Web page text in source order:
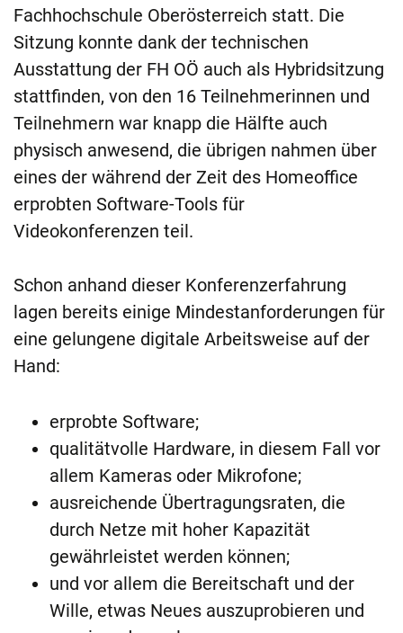
Fachhochschule Oberösterreich statt. Die
Sitzung konnte dank der technischen
Ausstattung der FH OÖ auch als Hybridsitzung
stattfinden, von den 16 Teilnehmerinnen und
Teilnehmern war knapp die Hälfte auch
physisch anwesend, die übrigen nahmen über
eines der während der Zeit des Homeoffice
erprobten Software-Tools für
Videokonferenzen teil.
Schon anhand dieser Konferenzerfahrung
lagen bereits einige Mindestanforderungen für
eine gelungene digitale Arbeitsweise auf der
Hand:
erprobte Software;
qualitätvolle Hardware, in diesem Fall vor
allem Kameras oder Mikrofone;
ausreichende Übertragungsraten, die
durch Netze mit hoher Kapazität
gewährleistet werden können;
und vor allem die Bereitschaft und der
Wille, etwas Neues auszuprobieren und